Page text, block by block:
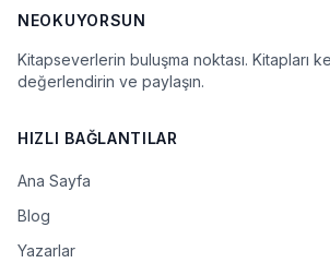
NEOKUYORSUN
Kitapseverlerin buluşma noktası. Kitapları
değerlendirin ve paylaşın.
HIZLI BAĞLANTILAR
Ana Sayfa
Blog
Yazarlar